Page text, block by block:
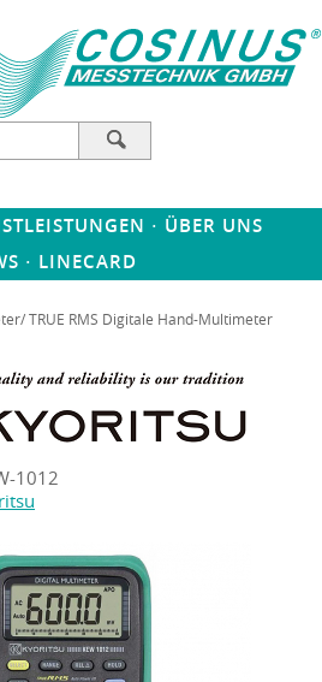
· ÜBER UNS
· LINECARD
/ TRUE RMS Digitale Hand-Multimeter
1012